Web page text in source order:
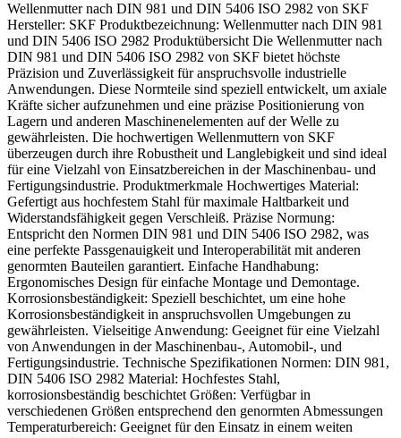
Wellenmutter nach DIN 981 und DIN 5406 ISO 2982 von SKF
Hersteller: SKF Produktbezeichnung: Wellenmutter nach DIN 981
und DIN 5406 ISO 2982 Produktübersicht Die Wellenmutter nach
DIN 981 und DIN 5406 ISO 2982 von SKF bietet höchste
Präzision und Zuverlässigkeit für anspruchsvolle industrielle
Anwendungen. Diese Normteile sind speziell entwickelt, um axiale
Kräfte sicher aufzunehmen und eine präzise Positionierung von
Lagern und anderen Maschinenelementen auf der Welle zu
gewährleisten. Die hochwertigen Wellenmuttern von SKF
überzeugen durch ihre Robustheit und Langlebigkeit und sind ideal
für eine Vielzahl von Einsatzbereichen in der Maschinenbau- und
Fertigungsindustrie. Produktmerkmale Hochwertiges Material:
Gefertigt aus hochfestem Stahl für maximale Haltbarkeit und
Widerstandsfähigkeit gegen Verschleiß. Präzise Normung:
Entspricht den Normen DIN 981 und DIN 5406 ISO 2982, was
eine perfekte Passgenauigkeit und Interoperabilität mit anderen
genormten Bauteilen garantiert. Einfache Handhabung:
Ergonomisches Design für einfache Montage und Demontage.
Korrosionsbeständigkeit: Speziell beschichtet, um eine hohe
Korrosionsbeständigkeit in anspruchsvollen Umgebungen zu
gewährleisten. Vielseitige Anwendung: Geeignet für eine Vielzahl
von Anwendungen in der Maschinenbau-, Automobil-, und
Fertigungsindustrie. Technische Spezifikationen Normen: DIN 981,
DIN 5406 ISO 2982 Material: Hochfestes Stahl,
korrosionsbeständig beschichtet Größen: Verfügbar in
verschiedenen Größen entsprechend den genormten Abmessungen
Temperaturbereich: Geeignet für den Einsatz in einem weiten